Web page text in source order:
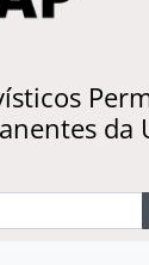
da